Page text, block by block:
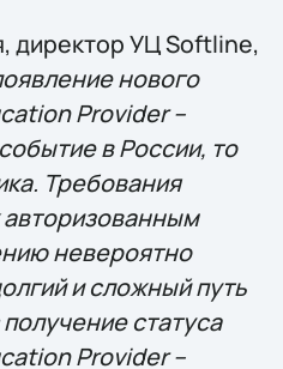
директор УЦ Softline,
нового
Provider –
в России, то
Требования
невероятно
и сложный путь
статуса
Provider –